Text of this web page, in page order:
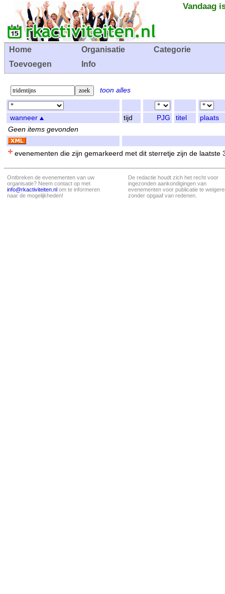
Vandaag
Home Organisatie
Categorie
Toevoegen
Info
toon alles
wanneer tijd PJG titel
plaats
Geen items gevonden
evenementen die zijn gemarkeerd met dit sterretje zijn de laatste
Ontbreken de evenementen van uw
organisatie? Neem contact op met
info@rkactiviteiten.nl om te informeren
naar de mogelijkheden!
De redactie houdt zich het recht voor
ingezonden aankondigingen van
evenementen voor publicatie te
zonder opgaaf van redenen.